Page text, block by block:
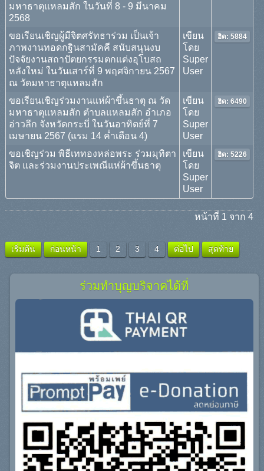
มหาธาตุแหลมสัก ในวันที่ 8 - 9 มีนาคม
2568
ขอเรียนเชิญผู้มีจิตศรัทธาร่วม เป็นเจ้า
ภาพงานทอดกฐินสามัคคี สนับสนุนงบ
ปัจจัยงานสถาปัตยกรรมตกแต่งอุโบสถ
หลังใหม่ ในวันเสาร์ที่ 9 พฤศจิกายน 2567
ณ วัดมหาธาตุแหลมสัก
เขียน
โดย
Super
User
ฮิต: 5884
ขอเรียนเชิญร่วมงานแห่ผ้าขึ้นธาตุ ณ วัด
มหาธาตุแหลมสัก ตำบลแหลมสัก อำเภอ
อ่าวลึก จังหวัดกระบี่ ในวันอาทิตย์ที่ 7
เมษายน 2567 (แรม 14 ค่ำเดือน 4)
เขียน
โดย
Super
User
ฮิต: 6490
ขอเชิญร่วม พิธีเททองหล่อพระ ร่วมมุทิตา
จิต และร่วมงานประเพณีแห่ผ้าขึ้นธาตุ
เขียน
โดย
Super
User
ฮิต: 5226
หน้าที่ 1 จาก 4
เริ่มต้น ก่อนหน้า 1 2 3 4 ต่อไป สุดท้าย
ร่วมทำบุญบริจาคได้ที่